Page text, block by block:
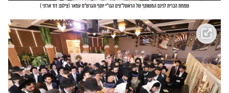
שמחת הברית לנינם המשותף של הראשל"צים הגר"י יוסף והגרש"מ עמאר (צילום: דוד ארזני)